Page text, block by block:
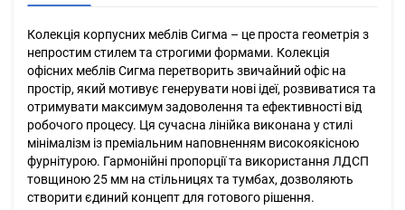
Колекція корпусних меблів Сигма – це проста геометрія з
непростим стилем та строгими формами. Колекція
офісних меблів Сигма перетворить звичайний офіс на
простір, який мотивує генерувати нові ідеї, розвиватися та
отримувати максимум задоволення та ефективності від
робочого процесу. Ця сучасна лінійка виконана у стилі
мінімалізм із преміальним наповненням високоякісною
фурнітурою. Гармонійні пропорції та використання ЛДСП
товщиною 25 мм на стільницях та тумбах, дозволяють
створити єдиний концепт для готового рішення.